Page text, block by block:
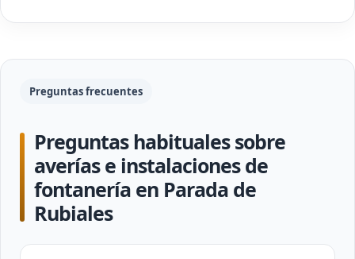
Preguntas frecuentes
Preguntas habituales sobre
averías e instalaciones de
fontanería en Parada de
Rubiales